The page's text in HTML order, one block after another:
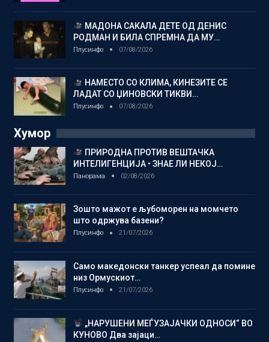
МАДОНА САКАЛА ДЕТЕ ОД ДЕНИС
РОДМАН И БИЛА СПРЕМНА ДА МУ…
Плусинфо 07/08/2026
НАМЕСТО СО КЛИМА, КИНЕЗИТЕ СЕ
ЛАДАТ СО ЏИНОВСКИ ТИКВИ…
Плусинфо 07/08/2026
Хумор
ПРИРОДНА ПРОТИВ ВЕШТАЧКА
ИНТЕЛИГЕНЦИЈА • ЗНАЕ ЛИ НЕКОЈ…
Панорама 02/08/2026
Зошто мажот е љубоморен на момчето
што одржува базени?
Плусинфо 21/07/2026
Само македонски танкер успеал да помине
низ Ормускиот…
Плусинфо 21/07/2026
„НАРУШЕНИ МЕЃУЗАЈАЧКИ ОДНОСИ“ ВО
КУНОВО Два зајаци…